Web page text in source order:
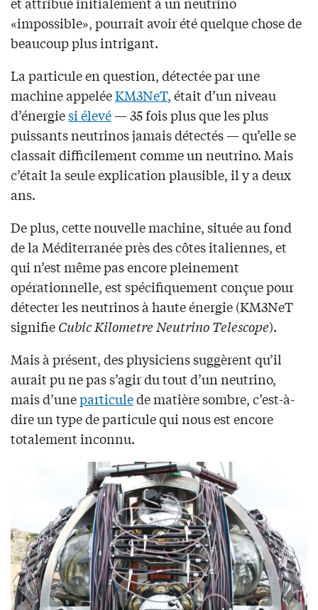
«impossible», pourrait avoir été quelque chose de
beaucoup plus intrigant.
La particule en question, détectée par une
machine appeléeKM3NeT, était d’un niveau
d’énergiesi élevé— 35 fois plus que les plus
puissants neutrinos jamais détectés — qu’elle se
classait difficilement comme un neutrino. Mais
c’était la seule explication plausible, il y a deux
ans.
De plus, cette nouvelle machine, située au fond
de la Méditerranée près des côtes italiennes, et
qui n’est même pas encore pleinement
opérationnelle, est spécifiquement conçue pour
détecter les neutrinos à haute énergie (KM3NeT
signifieCubic Kilometre Neutrino Telescope).
Mais à présent, des physiciens suggèrent qu’il
aurait pu ne pas s’agir du tout d’un neutrino,
mais d’uneparticulede matière sombre, c’est-à-
dire un type de particule qui nous est encore
totalement inconnu.